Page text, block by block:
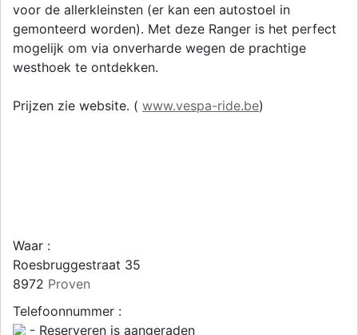
voor de allerkleinsten (er kan een autostoel in
gemonteerd worden). Met deze Ranger is het perfect
mogelijk om via onverharde wegen de prachtige
westhoek te ontdekken.
Prijzen zie website. ( www.vespa-ride.be)
Waar :
Roesbruggestraat 35
8972 Proven
Telefoonnummer :
- Reserveren is aangeraden